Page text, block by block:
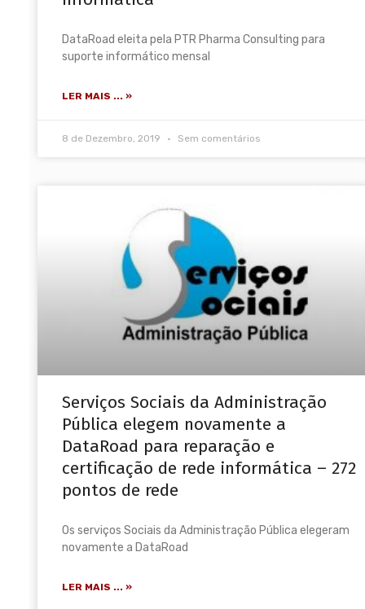
DataRoad eleita pela PTR Pharma Consulting para
suporte informático mensal
LER MAIS ... »
8 de Dezembro, 2019 Sem comentários
Serviços Sociais da Administração
Pública elegem novamente a
DataRoad para reparação e
certificação de rede informática – 272
pontos de rede
Os serviços Sociais da Administração Pública elegeram
novamente a DataRoad
LER MAIS ... »